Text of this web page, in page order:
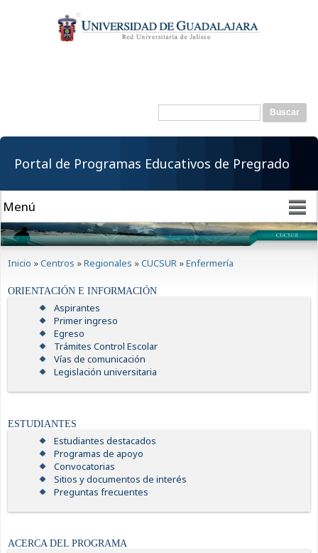
contenido
principal
Formulario de
Buscar
Portal de Programas Educativos de Pregrado
Inicio »Centros »Regionales »CUCSUR »Enfermería
ORIENTACIÓN E INFORMACIÓN
Aspirantes
Primer ingreso
Egreso
Trámites Control Escolar
Vías de comunicación
Legislación universitaria
ESTUDIANTES
Estudiantes destacados
Programas de apoyo
Convocatorias
Sitios y documentos de interés
Preguntas frecuentes
ACERCA DEL PROGRAMA